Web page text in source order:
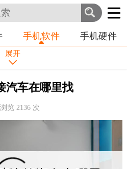
生活 职业
手机软件 手机硬件
抖音
淘宝
支付宝
拼多多
展开
汽车在哪里找
浏览2136 次